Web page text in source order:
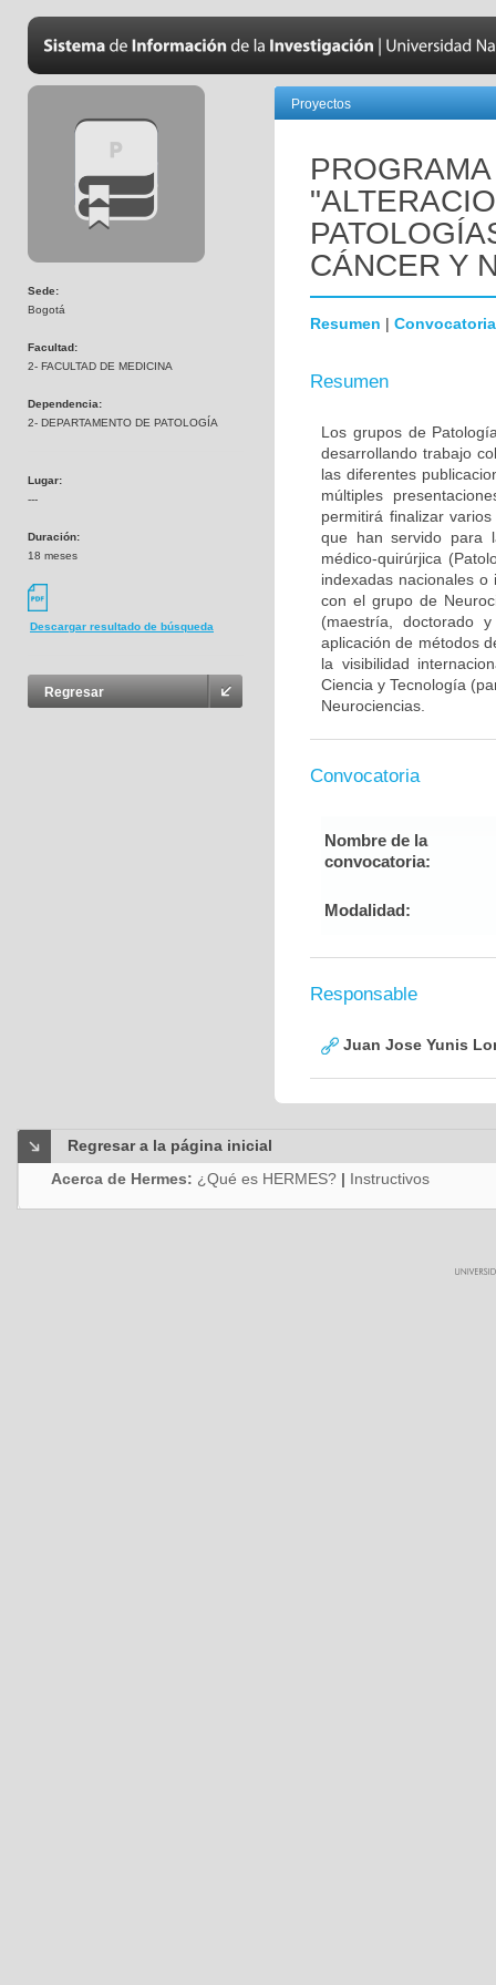
Sede:
Bogotá
Facultad:
2- FACULTAD DE MEDICINA
Dependencia:
2- DEPARTAMENTO DE PATOLOGÍA
Lugar:
---
Duración:
18 meses
Descargar resultado de búsqueda
Regresar
Proyectos
CÁNCER Y
Resumen | Convocatoria
Resumen
Los grupos de
desarrollando trabajo
las diferentes
múltiples
permitirá finalizar
que han servido para
médico-quirúrjica
indexadas nacionales
con el grupo de
(maestría, doctorado
aplicación de métodos
la visibilidad
Ciencia y Tecnología
Neurociencias.
Convocatoria
Nombre de la
convocatoria:
Modalidad:
Responsable
Juan Jose Yunis
Regresar a la página inicial
Acerca de Hermes: ¿Qué es HERMES? | Instructivos